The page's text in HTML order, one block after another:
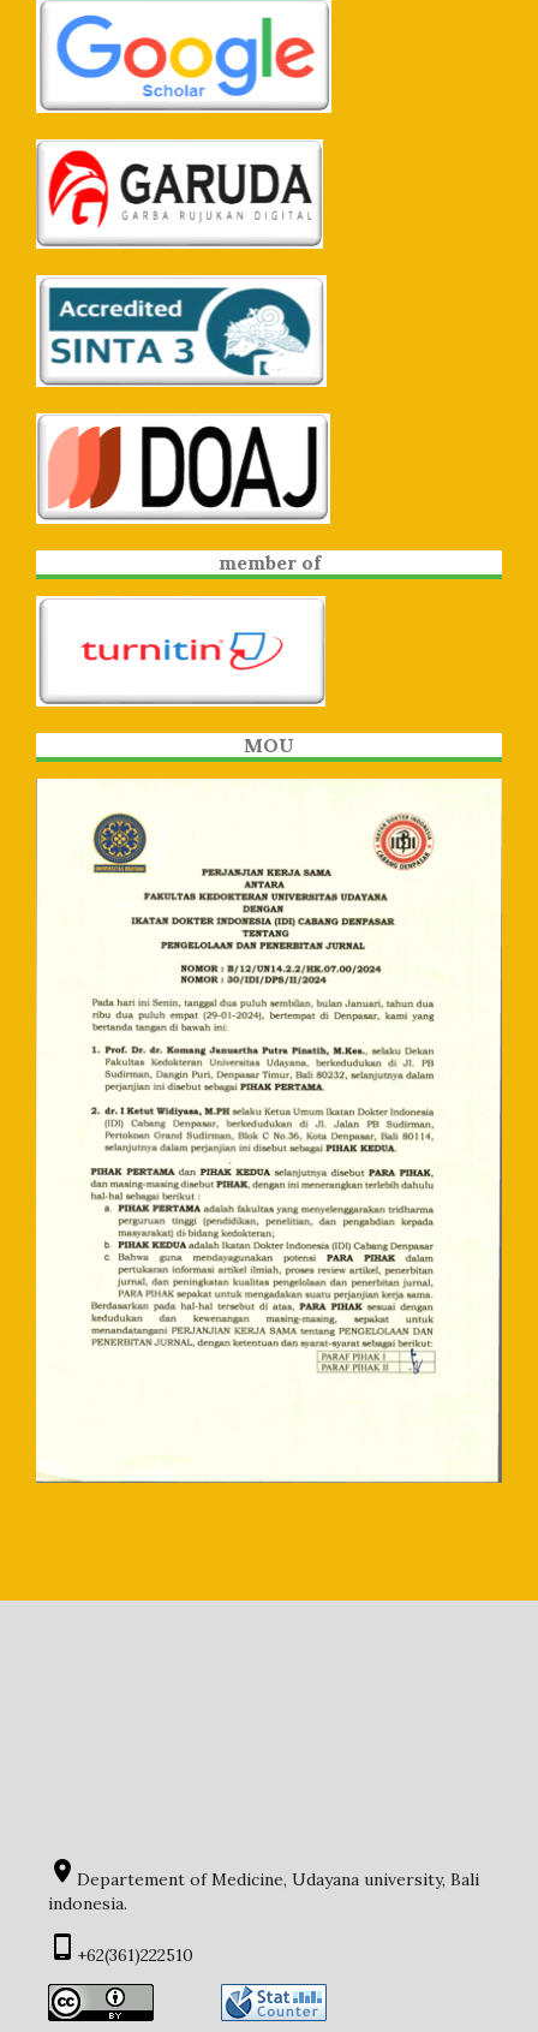
member of
MOU
Departement of Medicine, Udayana university, Bali
indonesia.
+62(361)222510